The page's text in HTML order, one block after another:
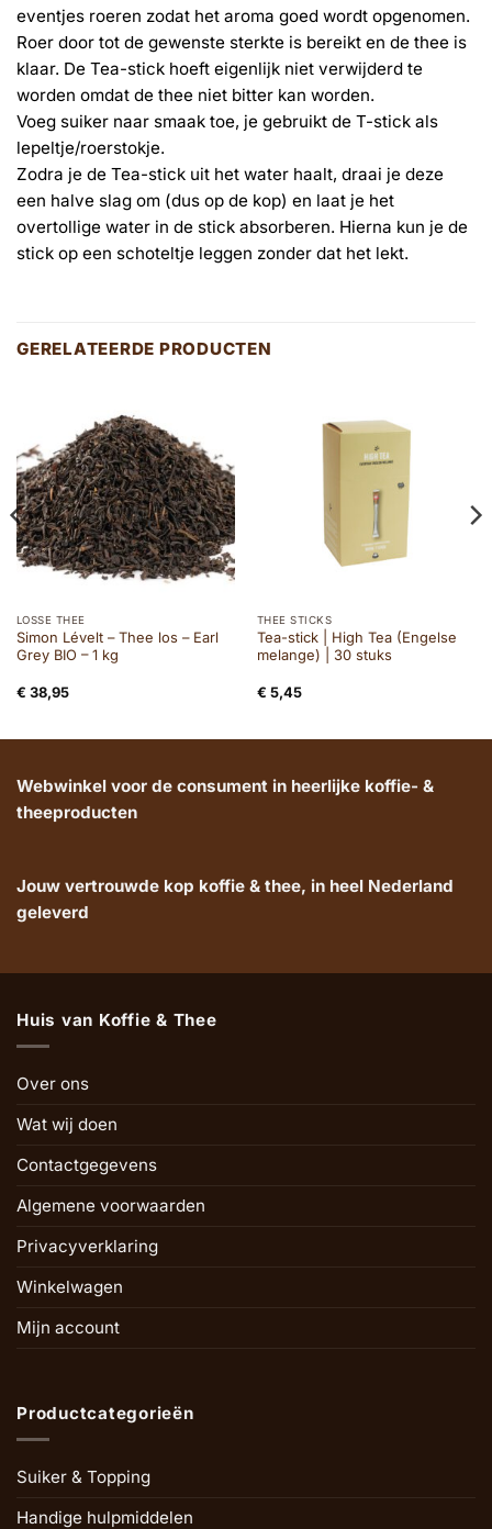
eventjes roeren zodat het aroma goed wordt opgenomen.
Roer door tot de gewenste sterkte is bereikt en de thee is
klaar. De Tea-stick hoeft eigenlijk niet verwijderd te
worden omdat de thee niet bitter kan worden.
Voeg suiker naar smaak toe, je gebruikt de T-stick als
lepeltje/roerstokje.
Zodra je de Tea-stick uit het water haalt, draai je deze
een halve slag om (dus op de kop) en laat je het
overtollige water in de stick absorberen. Hierna kun je de
stick op een schoteltje leggen zonder dat het lekt.
GERELATEERDE PRODUCTEN
LOSSE THEE
Simon Lévelt – Thee los – Earl
Grey BIO – 1 kg
€ 38,95
THEE STICKS
Tea-stick | High Tea (Engelse
melange) | 30 stuks
€ 5,45
Webwinkel voor de consument in heerlijke koffie- &
theeproducten
Jouw vertrouwde kop koffie & thee, in heel Nederland
geleverd
Huis van Koffie & Thee
Over ons
Wat wij doen
Contactgegevens
Algemene voorwaarden
Privacyverklaring
Winkelwagen
Mijn account
Productcategorieën
Suiker & Topping
Handige hulpmiddelen